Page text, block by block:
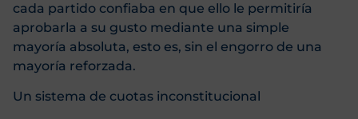
cada partido confiaba en que ello le permitiría
aprobarla a su gusto mediante una simple
mayoría absoluta, esto es, sin el engorro de una
mayoría reforzada.
Un sistema de cuotas inconstitucional